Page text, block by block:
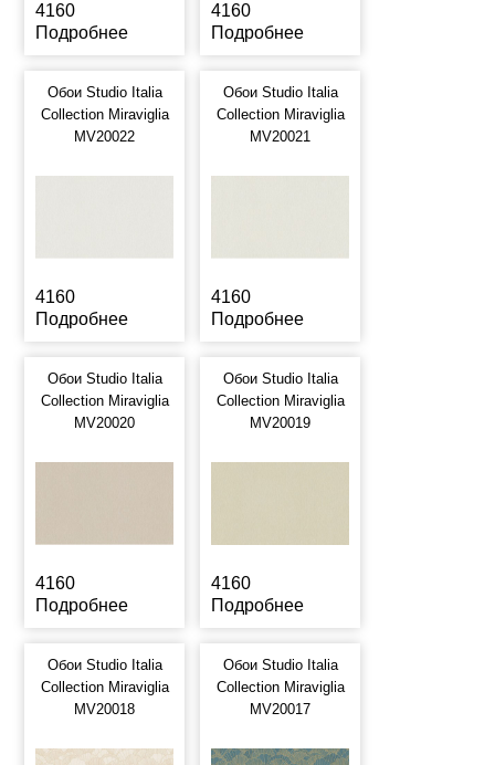
4160
Подробнее
4160
Подробнее
Обои Studio Italia
Collection Miraviglia
MV20022
4160
Подробнее
Обои Studio Italia
Collection Miraviglia
MV20021
4160
Подробнее
Обои Studio Italia
Collection Miraviglia
MV20020
4160
Подробнее
Обои Studio Italia
Collection Miraviglia
MV20019
4160
Подробнее
Обои Studio Italia
Collection Miraviglia
MV20018
Обои Studio Italia
Collection Miraviglia
MV20017